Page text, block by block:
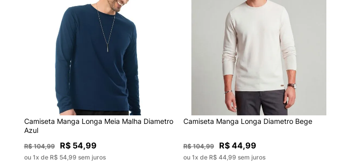
Camiseta Manga Longa Meia Malha Diametro
Azul
R$ 104,99 R$ 54,99
ou 1x de R$ 54,99 sem juros
Camiseta Manga Longa Diametro Bege
R$ 104,99 R$ 44,99
ou 1x de R$ 44,99 sem juros